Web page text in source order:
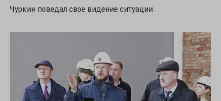
Чуркин поведал свое видение ситуации.